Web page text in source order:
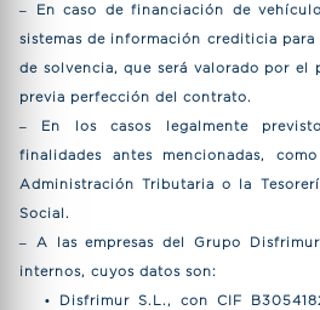
– En caso de financiación de
sistemas de información crediticia
de solvencia, que será valorado por el
previa perfección del contrato.
– En los casos legalmente
finalidades antes mencionadas,
Administración Tributaria o la
Social.
– A las empresas del Grupo
internos, cuyos datos son:
• Disfrimur S.L., con CIF